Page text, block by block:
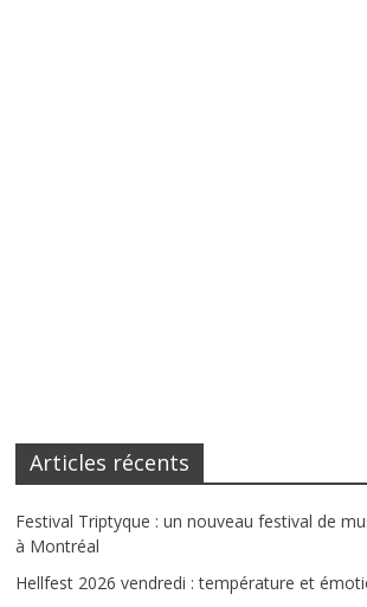
Articles récents
Festival Triptyque : un nouveau festival de
à Montréal
Hellfest 2026 vendredi : température et